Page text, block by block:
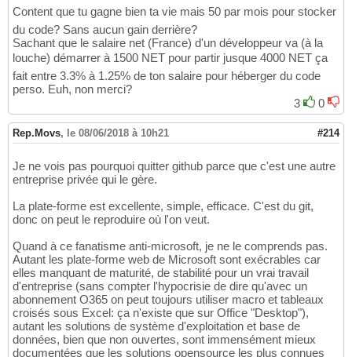
Content que tu gagne bien ta vie mais 50 par mois pour stocker
du code? Sans aucun gain derrière?
Sachant que le salaire net (France) d'un développeur va (à la
louche) démarrer à 1500 NET pour partir jusque 4000 NET ça
fait entre 3.3% à 1.25% de ton salaire pour héberger du code
perso. Euh, non merci?
3
0
Rep.Movs, le 08/06/2018 à 10h21 #214
Je ne vois pas pourquoi quitter github parce que c'est une autre
entreprise privée qui le gère.
La plate-forme est excellente, simple, efficace. C'est du git,
donc on peut le reproduire où l'on veut.
Quand à ce fanatisme anti-microsoft, je ne le comprends pas.
Autant les plate-forme web de Microsoft sont exécrables car
elles manquant de maturité, de stabilité pour un vrai travail
d'entreprise (sans compter l'hypocrisie de dire qu'avec un
abonnement O365 on peut toujours utiliser macro et tableaux
croisés sous Excel: ça n'existe que sur Office "Desktop"),
autant les solutions de système d'exploitation et base de
données, bien que non ouvertes, sont immensément mieux
documentées que les solutions opensource les plus connues